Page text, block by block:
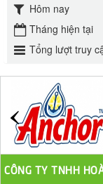
Hôm nay
Tháng hiện tại
Tổng lượt truy
CÔNG TY TNHH